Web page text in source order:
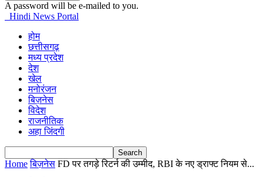
A password will be e-mailed to you.
Hindi News Portal
होम
छत्तीसगढ़
मध्य प्रदेश
देश
खेल
मनोरंजन
बिज़नेस
विदेश
राजनीतिक
अहा जिंदगी
Home बिज़नेस FD पर तगड़े रिटर्न की उम्मीद, RBI के नए ड्राफ्ट नियम से...